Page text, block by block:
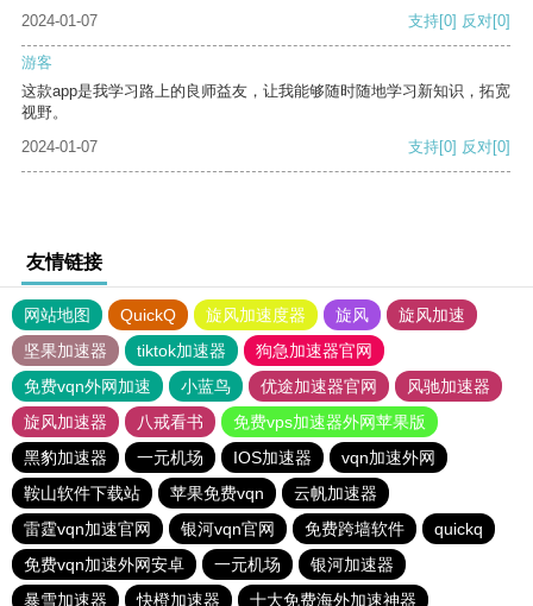
2024-01-07 支持[0] 反对[0]
游客
这款app是我学习路上的良师益友，让我能够随时随地学习新知识，拓宽
视野。
2024-01-07
支持[0] 反对[0]
友情链接
网站地图 QuickQ 旋风加速度器 旋风
旋风加速
坚果加速器
tiktok加速器
狗急加速器官网
免费vqn外网加速
小蓝鸟 优途加速器官网
风驰加速器
旋风加速器
八戒看书
免费vps加速器外网苹果版
黑豹加速器
一元机场 IOS加速器
vqn加速外网
鞍山软件下载站
苹果免费vqn
云帆加速器
雷霆vqn加速官网
银河vqn官网 免费跨墙软件
quickq
免费vqn加速外网安卓
一元机场
银河加速器
暴雪加速器
快橙加速器 十大免费海外加速神器